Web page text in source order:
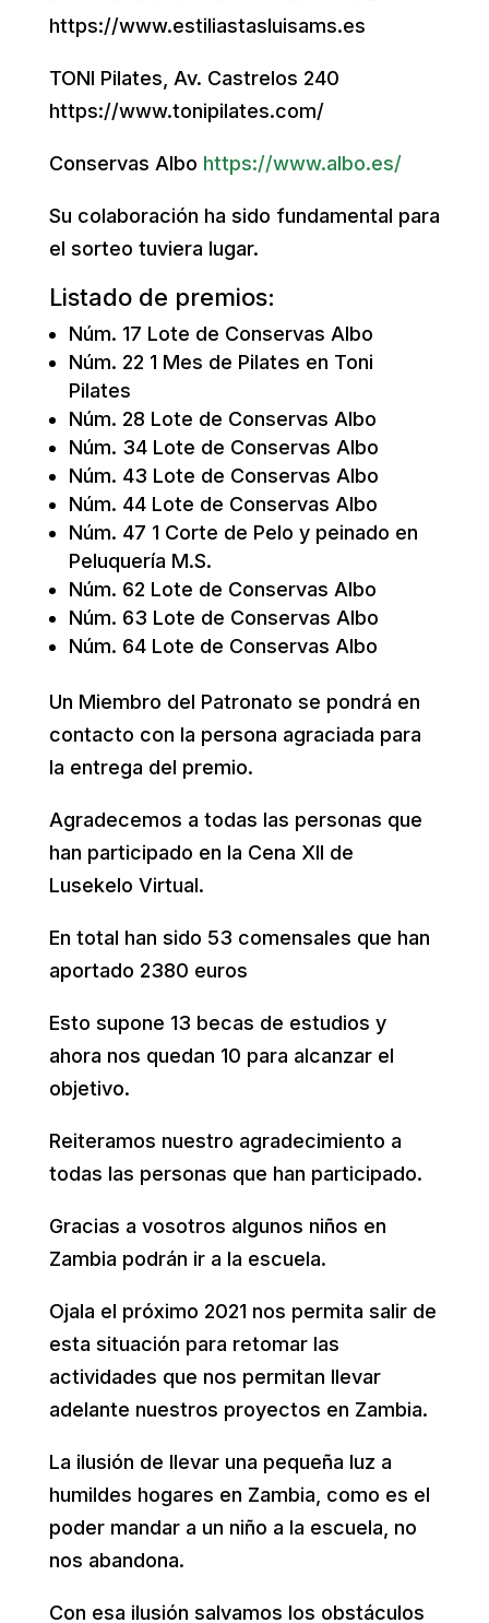
https://www.estiliastasluisams.es
TONI Pilates, Av. Castrelos 240
https://www.tonipilates.com/
Conservas Albo https://www.albo.es/
Su colaboración ha sido fundamental para
el sorteo tuviera lugar.
Listado de premios:
Núm. 17 Lote de Conservas Albo
Núm. 22 1 Mes de Pilates en Toni
Pilates
Núm. 28 Lote de Conservas Albo
Núm. 34 Lote de Conservas Albo
Núm. 43 Lote de Conservas Albo
Núm. 44 Lote de Conservas Albo
Núm. 47 1 Corte de Pelo y peinado en
Peluquería M.S.
Núm. 62 Lote de Conservas Albo
Núm. 63 Lote de Conservas Albo
Núm. 64 Lote de Conservas Albo
Un Miembro del Patronato se pondrá en
contacto con la persona agraciada para
la entrega del premio.
Agradecemos a todas las personas que
han participado en la Cena XII de
Lusekelo Virtual.
En total han sido 53 comensales que han
aportado 2380 euros
Esto supone 13 becas de estudios y
ahora nos quedan 10 para alcanzar el
objetivo.
Reiteramos nuestro agradecimiento a
todas las personas que han participado.
Gracias a vosotros algunos niños en
Zambia podrán ir a la escuela.
Ojala el próximo 2021 nos permita salir de
esta situación para retomar las
actividades que nos permitan llevar
adelante nuestros proyectos en Zambia.
La ilusión de llevar una pequeña luz a
humildes hogares en Zambia, como es el
poder mandar a un niño a la escuela, no
nos abandona.
Con esa ilusión salvamos los obstáculos